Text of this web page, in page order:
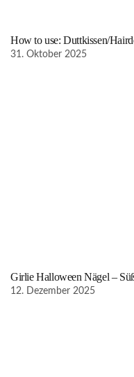
How to use: Duttkissen/
31. Oktober 2025
Girlie Halloween Nägel –
12. Dezember 2025